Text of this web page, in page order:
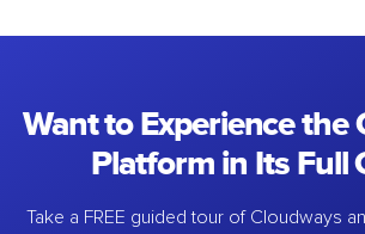
Want to Experience the
Platform in Its Full
Take a FREE guided tour of Cloudways